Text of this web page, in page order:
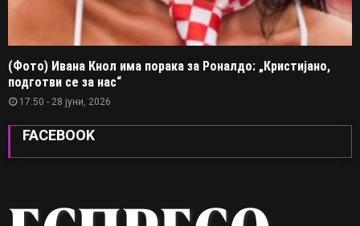
(Фото) Ивана Кнол има порака за Роналдо: „Кристијано,
подготви се за нас“
17:50 - 28 јуни, 2026
FACEBOOK